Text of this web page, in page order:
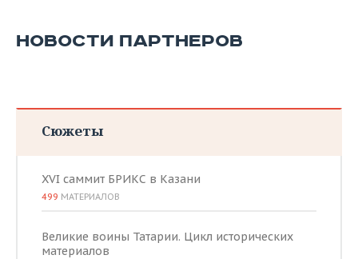
НОВОСТИ ПАРТНЕРОВ
Сюжеты
XVI саммит БРИКС в Казани
499 МАТЕРИАЛОВ
Великие воины Татарии. Цикл исторических
материалов